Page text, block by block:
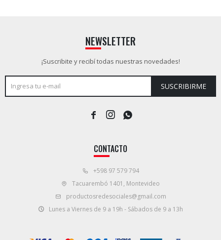
CONTACTO
+598 97 579 794
Tacuarembó 1401, Montevideo
productosredesociales@gmail.com
Lunes a Viernes de 9 a 19h - Sábados de 9 a 13h
NEWSLETTER
¡Suscribite y recibí todas nuestras novedades!
SUSCRIBIRME
  